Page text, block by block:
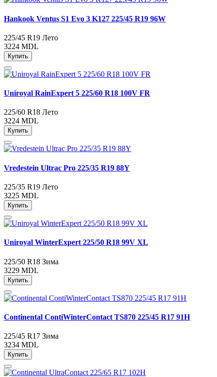
Hankook Ventus S1 Evo 3 K127 225/45 R19 96W
225/45 R19 Лето
3224 MDL
Купить
Uniroyal RainExpert 5 225/60 R18 100V FR
225/60 R18 Лето
3224 MDL
Купить
Vredestein Ultrac Pro 225/35 R19 88Y
225/35 R19 Лето
3225 MDL
Купить
Uniroyal WinterExpert 225/50 R18 99V XL
225/50 R18 Зима
3229 MDL
Купить
Continental ContiWinterContact TS870 225/45 R17 91H
225/45 R17 Зима
3234 MDL
Купить